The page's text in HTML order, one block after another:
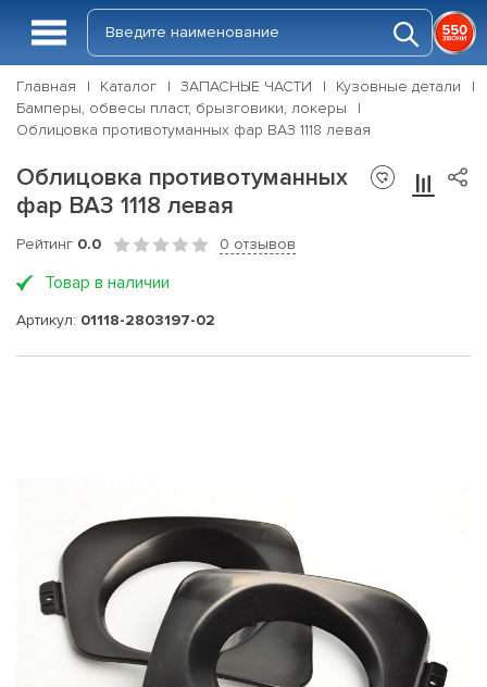
Главная Каталог ЗАПАСНЫЕ ЧАСТИ
Кузовные детали
Бамперы, обвесы пласт, брызговики, локеры
Облицовка противотуманных фар ВАЗ 1118 левая
Облицовка противотуманных
фар ВАЗ 1118 левая
Рейтинг 0.0 0 отзывов
Товар в наличии
Артикул: 01118-2803197-02